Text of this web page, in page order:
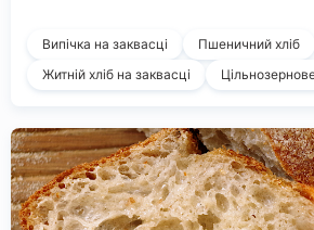
Випічка на заквасці
Пшеничний хліб
Житній хліб на заквасці